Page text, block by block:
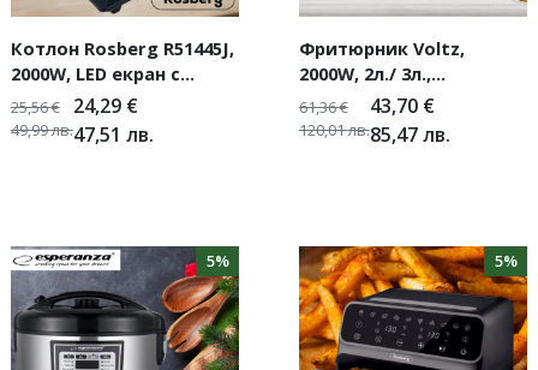
Котлон Rosberg R51445J,
2000W, LED екран с
керамична плоча
24,29 €
47,51 лв.
25,56€
49,99лв.
Фритюрник Voltz,
2000W, 2л./ 3л.,
демонтиращ се съд,
капак и филтър,инокс, 2
ГОДИНИ ГАРАНЦИЯ
43,70 €
85,47лв.
61,36€
120,01лв.
5% 5%